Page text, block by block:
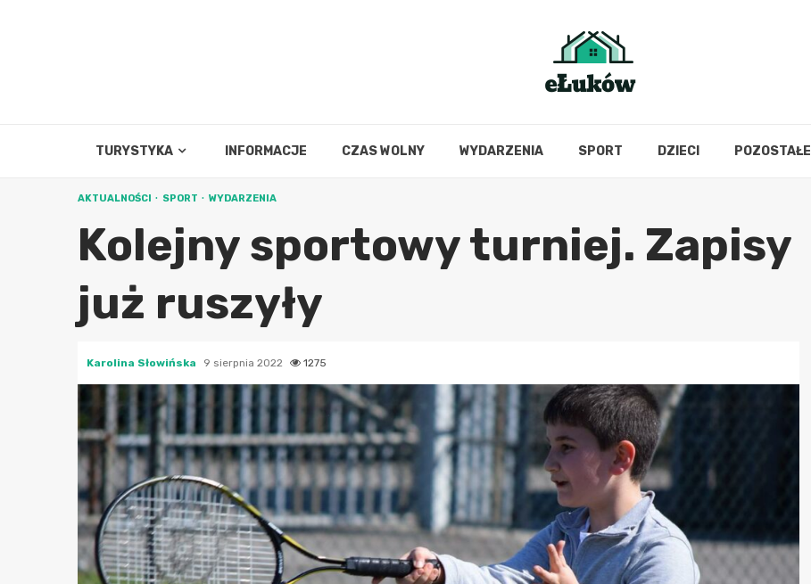
TURYSTYKA INFORMACJE CZAS WOLNY WYDARZENIA SPORT DZIECI POZOSTAŁE
AKTUALNOŚCI SPORT WYDARZENIA
Kolejny sportowy turniej. Zapisy
już ruszyły
Karolina Słowińska 9 sierpnia 2022 1275